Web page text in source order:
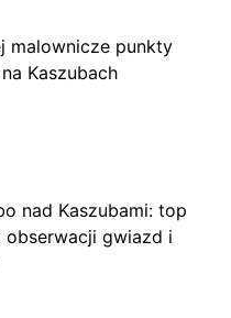
malownicze punkty
Kaszubach
nad Kaszubami: top
obserwacji gwiazd i